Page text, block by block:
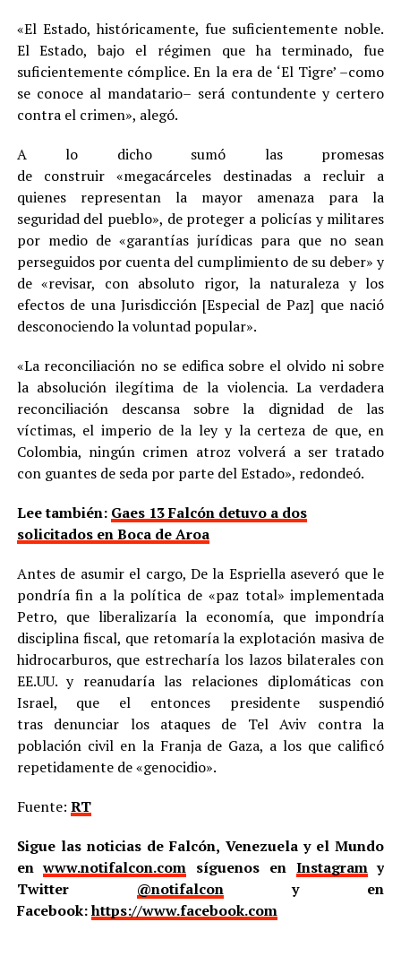
«El Estado, históricamente, fue suficientemente noble.
El Estado, bajo el régimen que ha terminado, fue
suficientemente cómplice. En la era de ‘El Tigre’ –como
se conoce al mandatario– será contundente y certero
contra el crimen», alegó.
A lo dicho sumó las promesas
de construir «megacárceles destinadas a recluir a
quienes representan la mayor amenaza para la
seguridad del pueblo», de proteger a policías y militares
por medio de «garantías jurídicas para que no sean
perseguidos por cuenta del cumplimiento de su deber» y
de «revisar, con absoluto rigor, la naturaleza y los
efectos de una Jurisdicción [Especial de Paz] que nació
desconociendo la voluntad popular».
«La reconciliación no se edifica sobre el olvido ni sobre
la absolución ilegítima de la violencia. La verdadera
reconciliación descansa sobre la dignidad de las
víctimas, el imperio de la ley y la certeza de que, en
Colombia, ningún crimen atroz volverá a ser tratado
con guantes de seda por parte del Estado», redondeó.
Lee también: Gaes 13 Falcón detuvo a dos
solicitados en Boca de Aroa
Antes de asumir el cargo, De la Espriella aseveró que le
pondría fin a la política de «paz total» implementada
Petro, que liberalizaría la economía, que impondría
disciplina fiscal, que retomaría la explotación masiva de
hidrocarburos, que estrecharía los lazos bilaterales con
EE.UU. y reanudaría las relaciones diplomáticas con
Israel, que el entonces presidente suspendió
tras denunciar los ataques de Tel Aviv contra la
población civil en la Franja de Gaza, a los que calificó
repetidamente de «genocidio».
Fuente: RT
Sigue las noticias de Falcón, Venezuela y el Mundo
enwww.notifalcon.com síguenos en Instagramy
Twitter @notifalcony en
Facebook:https://www.facebook.com